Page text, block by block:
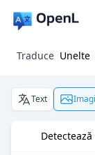
Traduce Unelte
Text